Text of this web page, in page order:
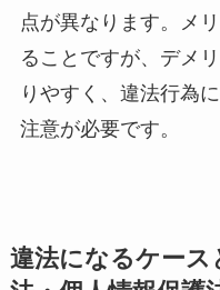
点が異なります。メ
ることですが、デメ
りやすく、違法行為
注意が必要です。
違法になるケース